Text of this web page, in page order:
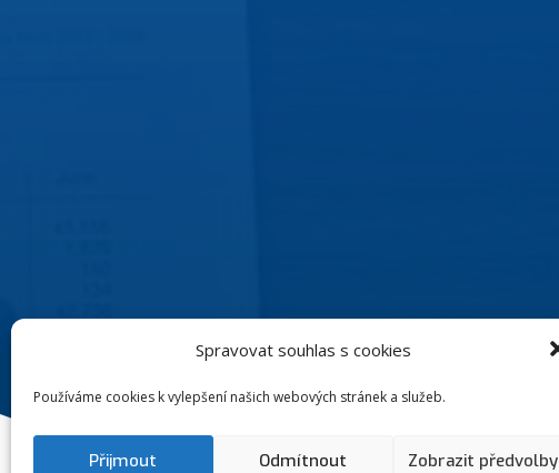
Spravovat souhlas s cookies
Používáme cookies k vylepšení našich webových stránek a služeb.
Přijmout Odmítnout Zobrazit předvolby